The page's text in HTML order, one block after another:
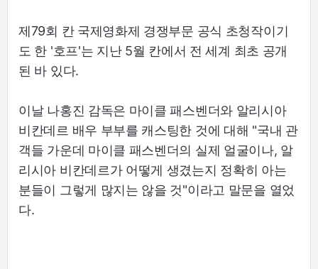
제79회 칸 국제영화제 경쟁부문 공식 초청작이기
도 한 '호프'는 지난 5월 칸에서 전 세계 최초 공개
된 바 있다.
이날 나홍진 감독은 마이클 패스벤더와 알리시아
비칸데르 배우 부부를 캐스팅한 것에 대해 "국내 관
객들 가운데 마이클 패스벤더의 실제 얼굴이나, 알
리시아 비칸데르가 어떻게 생겼는지 정확히 아는
분들이 그렇게 많지는 않을 것"이라고 말문을 열었
다.